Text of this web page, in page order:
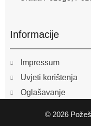
Informacije
Impressum
Uvjeti korištenja
Oglašavanje
© 2026